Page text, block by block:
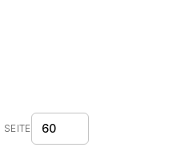
SEITE 60